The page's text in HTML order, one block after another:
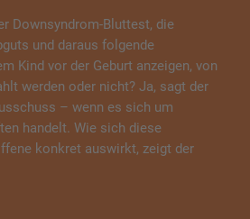
Downsyndrom-Bluttest, die
und daraus folgende
Kind vor der Geburt anzeigen, von
werden oder nicht? Ja, sagt der
– wenn es sich um
handelt. Wie sich diese
konkret auswirkt, zeigt der